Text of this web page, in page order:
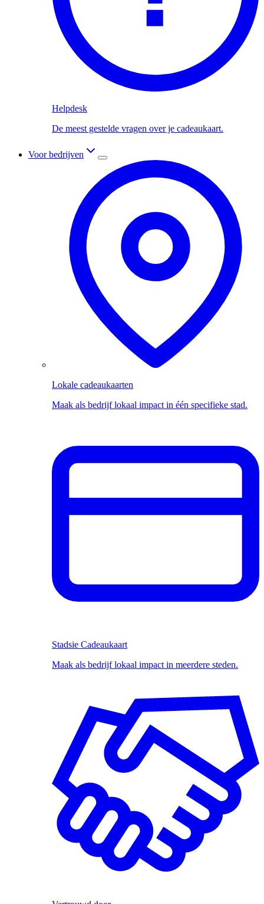
Helpdesk
De meest gestelde vragen over je cadeaukaart.
Voor bedrijven
Lokale cadeaukaarten
Maak als bedrijf lokaal impact in één specifieke stad.
Stadsie Cadeaukaart
Maak als bedrijf lokaal impact in meerdere steden.